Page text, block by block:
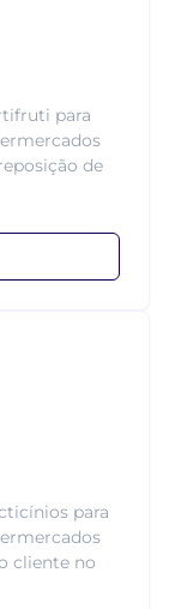
para
de
para
cliente no